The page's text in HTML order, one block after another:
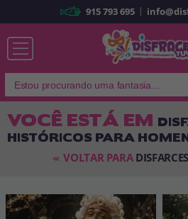
Já sou
Lembrar-me Esqueceu sua senha?
915 793 695 |
VOCÊ ESTÁ EM
HISTÓRICOS PARA
<< VOLTAR PARA